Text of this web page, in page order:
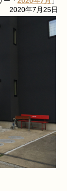
2020年7月25日